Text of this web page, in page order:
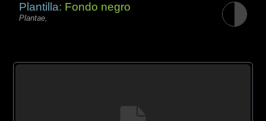
Plantilla: Fondo negro
Plantae,